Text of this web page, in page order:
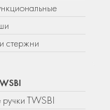
стержни
ручки TWSBI